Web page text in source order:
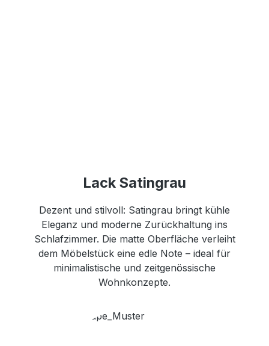
Lack Satingrau
Dezent und stilvoll: Satingrau bringt kühle
Eleganz und moderne Zurückhaltung ins
Schlafzimmer. Die matte Oberfläche verleiht
dem Möbelstück eine edle Note – ideal für
minimalistische und zeitgenössische
Wohnkonzepte.